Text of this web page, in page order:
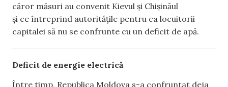
căror măsuri au convenit Kievul și Chișinăul
și ce întreprind autoritățile pentru ca locuitorii
capitalei să nu se confrunte cu un deficit de apă.
Deficit de energie electrică
Între timp, Republica Moldova s-a confruntat deja